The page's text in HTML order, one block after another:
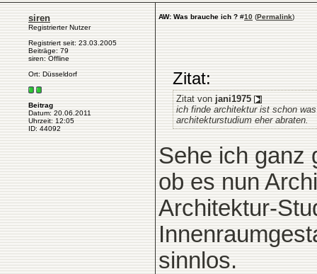
siren
Registrierter Nutzer
Registriert seit: 23.03.2005
Beiträge: 79
siren: Offline
Ort: Düsseldorf
Beitrag
Datum: 20.06.2011
Uhrzeit: 12:05
ID: 44092
AW: Was brauche ich ? #10 (Permalink)
Zitat:
Zitat von jani1975
ich finde architektur ist schon
architekturstudium eher abraten.
Sehe ich ganz
ob es nun
Architektur-
sinnlos.